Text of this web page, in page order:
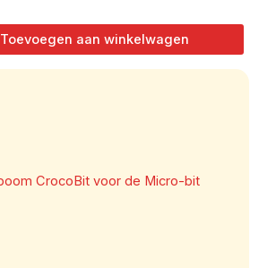
Toevoegen aan winkelwagen